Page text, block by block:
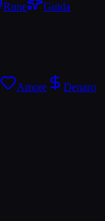
Rune
Guida
Amore Denaro